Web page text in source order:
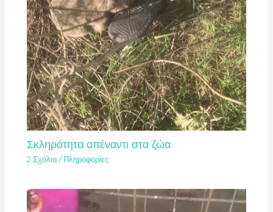
Σκληρότητα απέναντι στα ζώα
2 Σχόλια / Πληροφορίες